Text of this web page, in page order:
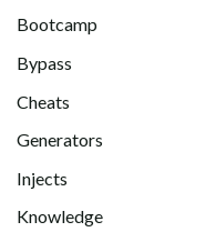
Bootcamp
Bypass
Cheats
Generators
Injects
Knowledge